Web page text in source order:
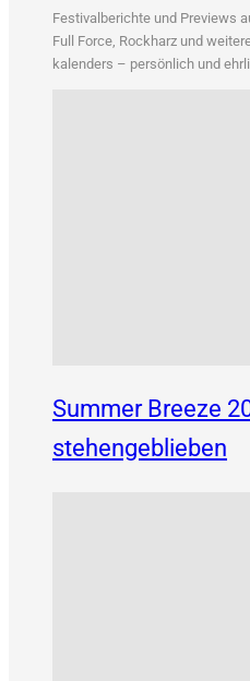
Fes­ti­val­be­rich­te und Pre­views
Full Force, Rock­harz und
ka­len­ders – per­sön­lich und
Summer Breeze
stehengeblieben